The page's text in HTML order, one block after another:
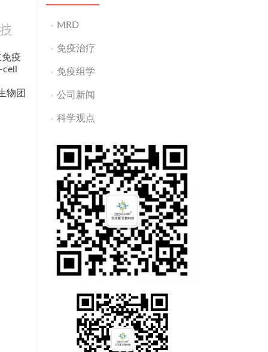
疫
物团
MRD
免疫治疗
免疫组学
公司新闻
科学观点